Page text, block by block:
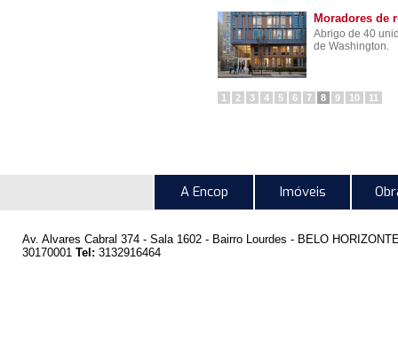
Moradores de
Abrigo de 40
de Washington.
1 2 3 4 5 6 7 8 9 10 11
A Encop Imóveis
Av. Alvares Cabral 374 - Sala 1602 - Bairro Lourdes - BELO
30170001 Tel: 3132916464